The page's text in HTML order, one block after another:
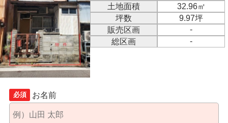
土地面積
坪数
販売区画
総区画
32.96㎡
9.97坪
-
-
必須 お名前